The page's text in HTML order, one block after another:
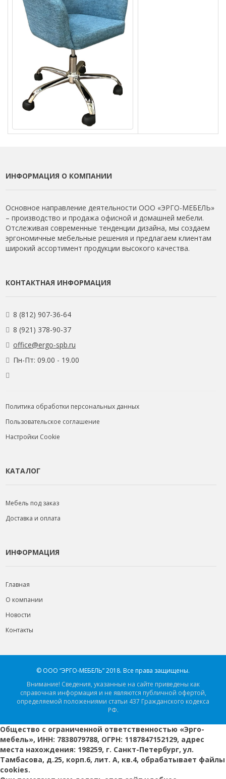
ИНФОРМАЦИЯ О КОМПАНИИ
Основное направление деятельности ООО «ЭРГО-МЕБЕЛЬ»
– производство и продажа офисной и домашней мебели.
Отслеживая современные тенденции дизайна, мы создаем
эргономичные мебельные решения и предлагаем клиентам
широкий ассортимент продукции высокого качества.
КОНТАКТНАЯ ИНФОРМАЦИЯ
8 (812) 907-36-64
8 (921) 378-90-37
office@ergo-spb.ru
Пн-Пт: 09.00 - 19.00
Политика обработки персональных данных
Пользовательское соглашение
Настройки Cookie
КАТАЛОГ
Мебель под заказ
Доставка и оплата
ИНФОРМАЦИЯ
Главная
О компании
Новости
Контакты
© ООО “ЭРГО-МЕБЕЛЬ” 2018. Все права защищены.
Внимание! Сведения, указанные на сайте приведены как
справочная информация и не являются публичной офертой,
определяемой положениями статьи 437 Гражданского кодекса
РФ.
Общество с ограниченной ответственностью «Эрго-
мебель», ИНН: 7838079788, ОГРН: 1187847152129, адрес
места нахождения: 198259, г. Санкт-Петербург, ул.
Тамбасова, д.25, корп.6, лит. А, кв.4, обрабатывает файлы
cookies.